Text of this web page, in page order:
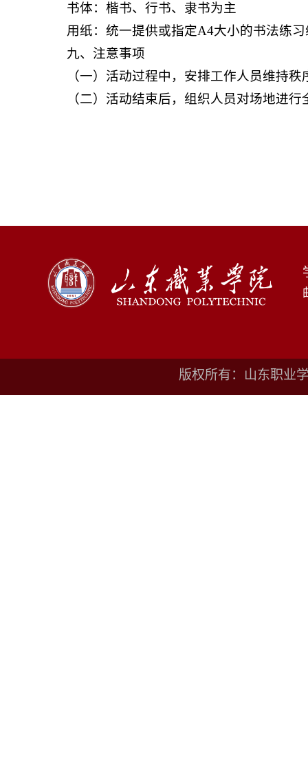
书体：楷书、行书、隶书为主
用纸：统一提供或指定A4大小的书法练
九、注意事项
（一）活动过程中，安排工作人员维持
（二）活动结束后，组织人员对场地进
版权所有：山东职业